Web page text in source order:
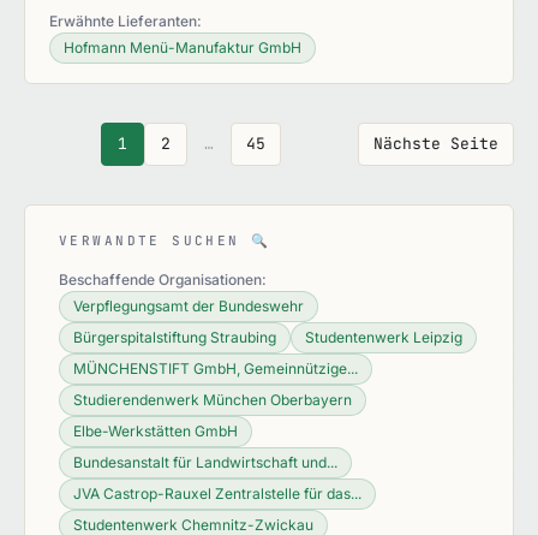
Erwähnte Lieferanten:
Hofmann Menü-Manufaktur GmbH
Nächste Seite
1 2 … 45
VERWANDTE SUCHEN 🔍
Beschaffende Organisationen:
Verpflegungsamt der Bundeswehr
Bürgerspitalstiftung Straubing
Studentenwerk Leipzig
MÜNCHENSTIFT GmbH, Gemeinnützige...
Studierendenwerk München Oberbayern
Elbe-Werkstätten GmbH
Bundesanstalt für Landwirtschaft und...
JVA Castrop-Rauxel Zentralstelle für das...
Studentenwerk Chemnitz-Zwickau